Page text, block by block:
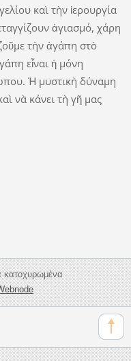
καὶ τὴν ἱερουργία
­ἁγιασμό, χάρη
τὴν ἀγάπη στὸ
εἶναι ἡ μόνη
Ἡ μυστικὴ δύναμη
νὰ κάνει τὴ γῆ μας
κατοχυρωμένα